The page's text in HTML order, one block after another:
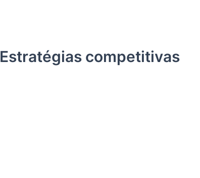
Estratégias competitivas